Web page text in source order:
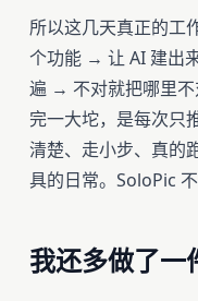
所以这几天真正的工
个功能 → 让 AI 建出
遍 → 不对就把哪里
完一大坨，是每次只
清楚、走小步、真的
具的日常。SoloPic 不
我还多做了一